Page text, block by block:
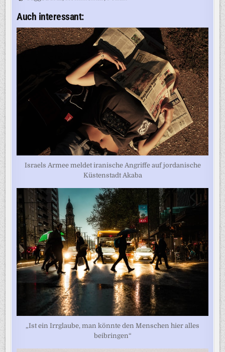
Auch interessant:
Israels Armee meldet iranische Angriffe auf jordanische
Küstenstadt Akaba
„Ist ein Irrglaube, man könnte den Menschen hier alles
beibringen“